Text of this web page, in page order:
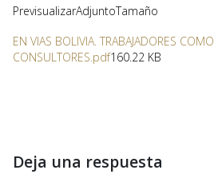
PrevisualizarAdjuntoTamaño
EN VIAS BOLIVIA. TRABAJADORES COMO
CONSULTORES.pdf160.22 KB
Deja una respuesta